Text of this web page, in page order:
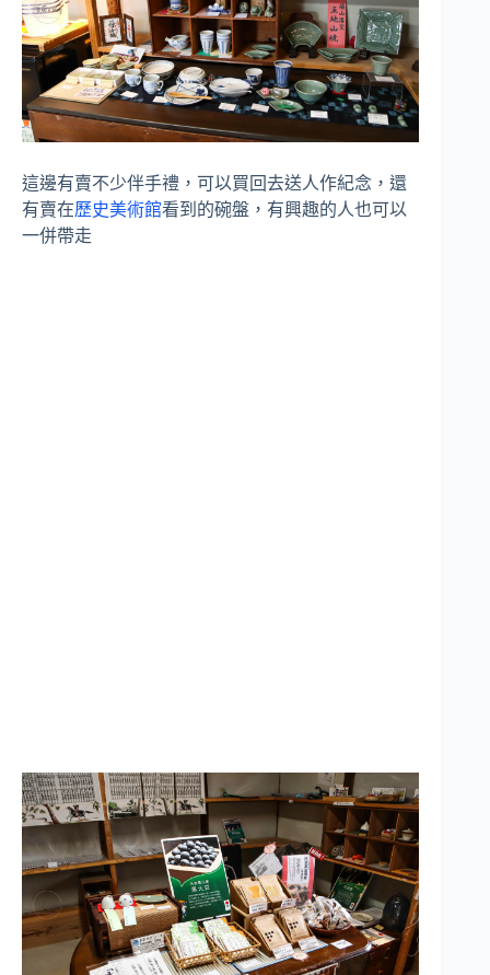
這邊有賣不少伴手禮，可以買回去送人作紀念，還
有賣在歷史美術館看到的碗盤，有興趣的人也可以
一併帶走